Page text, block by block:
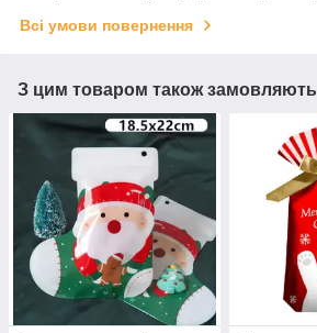
Всі умови повернення
З цим товаром також замовляють